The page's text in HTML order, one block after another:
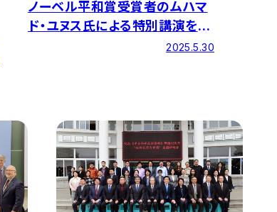
ノーベル平和賞受賞者のムハマ
ド・ユヌス氏による特別講演を開
催――『創造力』が世界を変える2025.5.30